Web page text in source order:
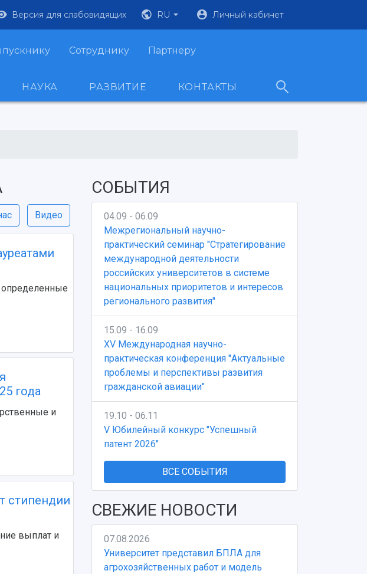
Версия для слабовидящих RU Личный кабинет
Сотруднику Партнеру
НАУКА РАЗВИТИЕ КОНТАКТЫ
Видео
определенные
года
и
стипендии
выплат и
СОБЫТИЯ
04.09 - 06.09
Межрегиональный научно-
практический семинар "Стратегирование
международной деятельности
российских университетов в системе
национальных приоритетов и интересов
регионального развития"
15.09 - 16.09
XV Международная научно-
практическая конференция "Актуальные
проблемы и перспективы развития
гражданской авиации"
19.10 - 06.11
V Юбилейный конкурс "Успешный
патент 2026"
ВСЕ СОБЫТИЯ
СВЕЖИЕ НОВОСТИ
07.08.2026
Университет представил БПЛА для
агрохозяйственных работ и модель